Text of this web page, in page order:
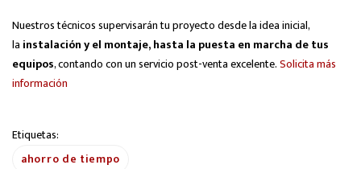
Nuestros técnicos supervisarán tu proyecto desde la idea inicial,
la instalación y el montaje, hasta la puesta en marcha de tus
equipos, contando con un servicio post-venta excelente.Solicita más
información
Etiquetas:
ahorro de tiempo